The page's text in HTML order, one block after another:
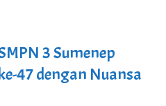
3 Sumenep
47 dengan Nuansa